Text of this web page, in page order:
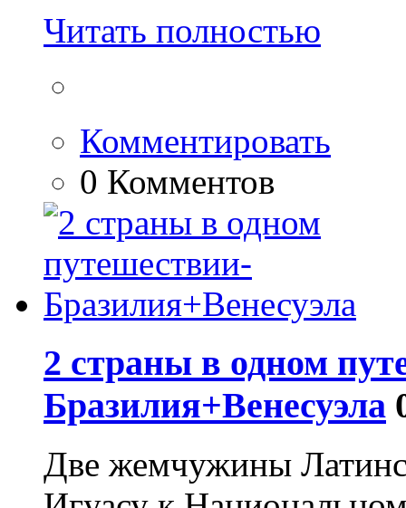
Читать полностью
Комментировать
0 Комментов
2 страны в одном
Бразилия+Венесуэла
Две жемчужины